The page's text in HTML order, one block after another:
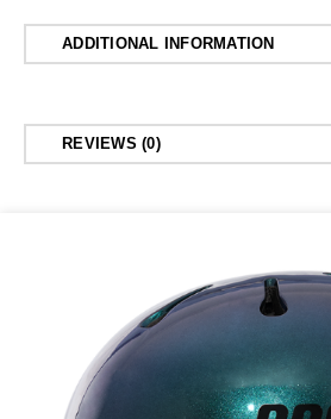
ADDITIONAL INFORMATION
REVIEWS (0)